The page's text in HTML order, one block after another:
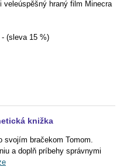
veleúspěšný hraný film Minecra
- (sleva 15 %)
knižka
svojím bračekom Tomom.
a doplň príbehy správnymi